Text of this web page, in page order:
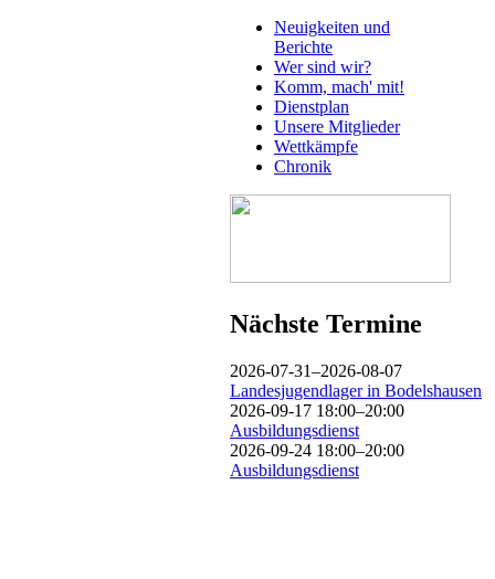
Neuigkeiten und
Berichte
Wer sind wir?
Komm, mach' mit!
Dienstplan
Unsere Mitglieder
Wettkämpfe
Chronik
Nächste Termine
2026-07-31–2026-08-07
Landesjugendlager in Bodelshausen
2026-09-17 18:00–20:00
Ausbildungsdienst
2026-09-24 18:00–20:00
Ausbildungsdienst